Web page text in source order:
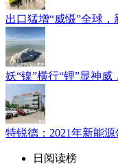
出口猛增“威慑”全球
妖“镍”横行“锂”显神
特锐德：2021年新能
日阅读榜